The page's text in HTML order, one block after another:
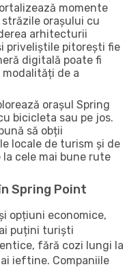
momente
orașului cu
arhitecturii
priveliștile pitorești fie
digitală poate fi
de a
orașul Spring
bicicleta sau pe jos.
să obții
locale de turism și de
cele mai bune rute
Spring Point
opțiuni economice,
puțini turiști
fără cozi lungi la
ieftine. Companiile